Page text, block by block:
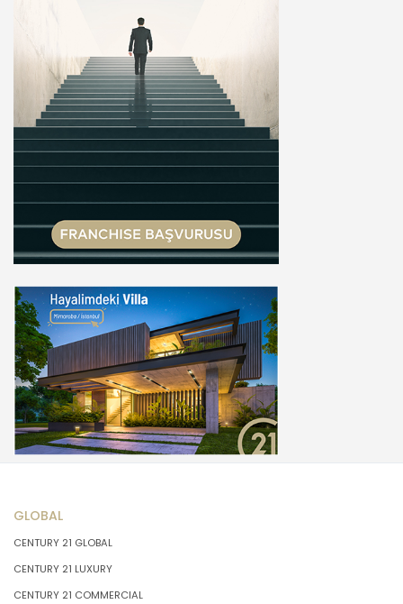
GLOBAL
CENTURY 21 GLOBAL
CENTURY 21 LUXURY
CENTURY 21 COMMERCIAL